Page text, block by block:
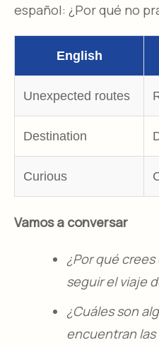
español: ¿Por qué no
English
Unexpected routes
Destination
Curious
Vamos a conversar
¿Por qué
seguir el viaje
¿Cuáles son
encuentran las